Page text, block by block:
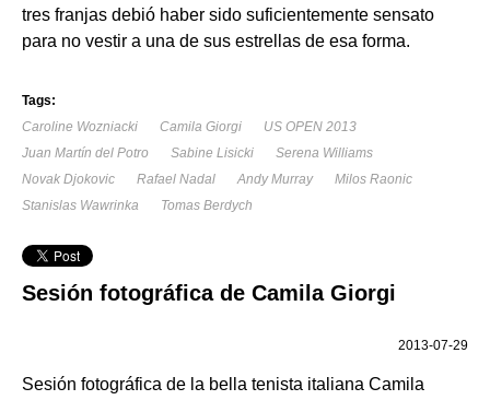
tres franjas debió haber sido suficientemente sensato
para no vestir a una de sus estrellas de esa forma.
Tags:
Caroline Wozniacki
Camila Giorgi
US OPEN 2013
Juan Martín del Potro
Sabine Lisicki
Serena Williams
Novak Djokovic
Rafael Nadal Andy Murray
Milos Raonic
Stanislas Wawrinka
Tomas Berdych
Sesión fotográfica de Camila Giorgi
2013-07-29
Sesión fotográfica de la bella tenista italiana Camila